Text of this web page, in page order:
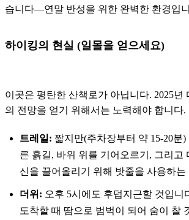
습니다—연말 반성을 위한 완벽한 환경입
하이킹의 현실 (일몰을 얻으세요)
이곳은 평탄한 산책로가 아닙니다. 2025년
의 전망을 얻기 위해서는 노력해야 합니다.
트레일: 짧지만(주차장부터 약 15-20분
른 흙길, 바위 위를 기어오르기, 그리고
신을 끌어올리기 위해 밧줄을 사용하는
더위: 오후 5시에도 후덥지근할 것입니
도착할 때 땀으로 범벅이 되어 숨이 찰